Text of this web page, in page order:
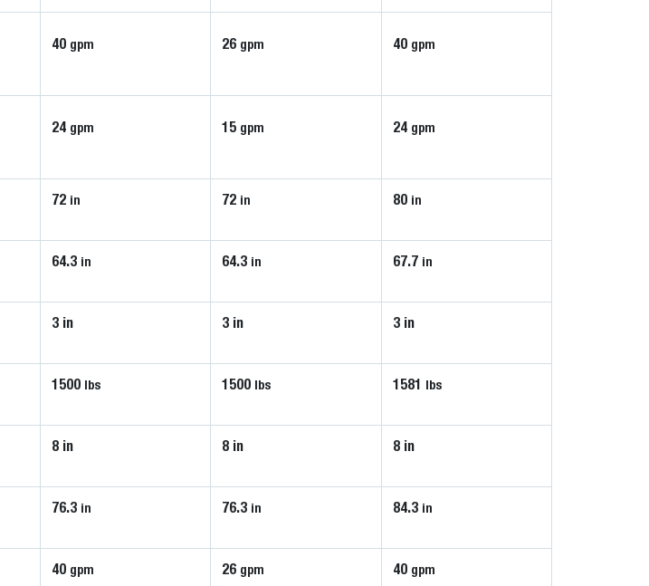
40 gpm 26 gpm 40 gpm
24 gpm 15 gpm 24 gpm
72 in 72 in 80 in
64.3 in 64.3 in 67.7 in
3 in 3 in 3 in
1500 lbs 1500 lbs 1581 lbs
8 in 8 in 8 in
76.3 in 76.3 in 84.3 in
40 gpm 26 gpm 40 gpm